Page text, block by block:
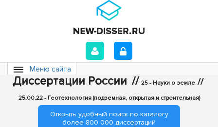
Меню сайта
Диссертации России // 25 - Науки о земле //
25.00.22 - Геотехнология (подземная, открытая и строительная)
Открыть удобный поиск по каталогу
более 800 000 диссертаций